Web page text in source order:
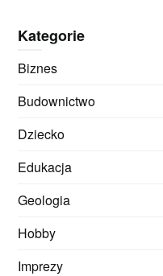
Kategorie
Biznes
Budownictwo
Dziecko
Edukacja
Geologia
Hobby
Imprezy